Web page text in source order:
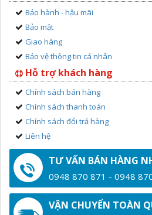
Bảo hành - hậu mãi
Bảo mật
Giao hàng
Bảo vệ thông tin cá nhân
Hỗ trợ khách hàng
Chính sách bán hàng
Chính sách thanh toán
Chính sách đổi trả hàng
Liên hệ
TƯ VẤN BÁN HÀNG
0948 870 871 - 0948
VẬN CHUYỂN TOÀN